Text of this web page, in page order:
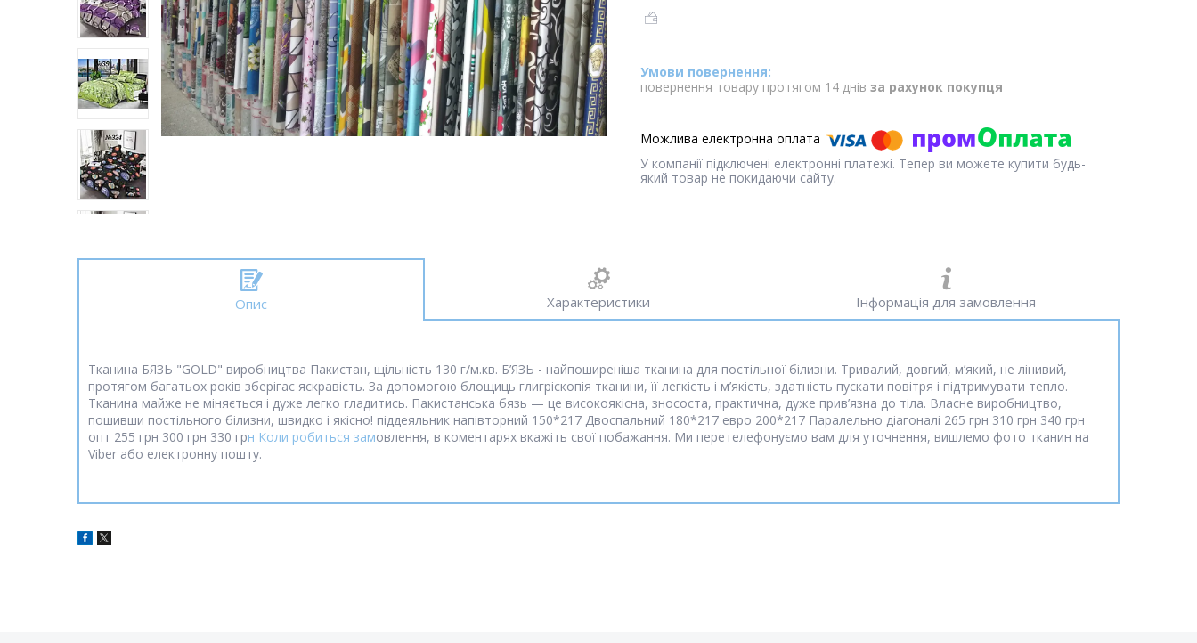
повернення товару протягом 14 днів за рахунок покупця
У компанії підключені електронні платежі. Тепер ви можете купити будь-
який товар не покидаючи сайту.
Опис Характеристики Інформація для замовлення
Тканина БЯЗЬ "GOLD" виробництва Пакистан, щільність 130 г/м.кв. Б’ЯЗЬ - найпоширеніша тканина для постільної білизни. Тривалий, довгий, м’який, не лінивий,
протягом багатьох років зберігає яскравість. За допомогою блощиць глигріскопія тканини, її легкість і м’якість, здатність пускати повітря і підтримувати тепло.
Тканина майже не міняється і дуже легко гладитись. Пакистанська бязь — це високоякісна, знососта, практична, дуже прив’язна до тіла. Власне виробництво,
пошивши постільного білизни, швидко і якісно! піддеяльник напівторний 150*217 Двоспальний 180*217 евро 200*217 Паралельно діагоналі 265 грн 310 грн 340 грн
опт 255 грн 300 грн 330 грн Коли робиться замовлення, в коментарях вкажіть свої побажання. Ми перетелефонуємо вам для уточнення, вишлемо фото тканин на
Viber або електронну пошту.